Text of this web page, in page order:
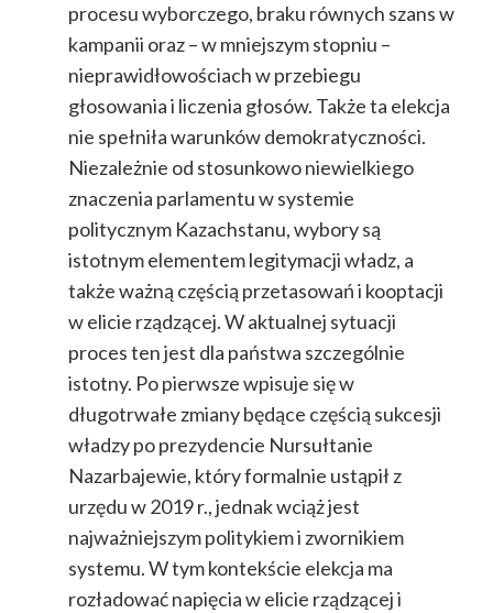
procesu wyborczego, braku równych szans w
kampanii oraz – w mniejszym stopniu –
nieprawidłowościach w przebiegu
głosowania i liczenia głosów. Takżeta elekcja
nie spełniła warunków demokratyczności.
Niezależnie od stosunkowo niewielkiego
znaczenia parlamentu w systemie
politycznym Kazachstanu, wybory są
istotnym elementem legitymacji władz, a
także ważną częścią przetasowań i kooptacji
w elicie rządzącej. W aktualnej sytuacji
proces tenjest dla państwa szczególnie
istotny. Po pierwsze wpisuje się w
długotrwałe zmiany będące częścią sukcesji
władzy po prezydencie Nursułtanie
Nazarbajewie, który formalnie ustąpił z
urzędu w 2019 r.,jednak wciąż jest
najważniejszym politykiem i zwornikiem
systemu.W tym kontekście elekcja ma
rozładować napięcia w elicie rządzącej i